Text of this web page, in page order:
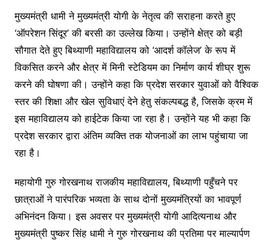
मुख्यमंत्री धामी ने मुख्यमंत्री योगी के नेतृत्व की सराहना करते हुए
‘ऑपरेशन सिंदूर’ की बरसी का उल्लेख किया। उन्होंने क्षेत्र को बड़ी
सौगात देते हुए बिथ्याणी महाविद्यालय को ‘आदर्श कॉलेज’ के रूप में
विकसित करने और क्षेत्र में मिनी स्टेडियम का निर्माण कार्य शीघ्र शुरू
करने की घोषणा की। उन्होंने कहा कि प्रदेश सरकार युवाओं को वैश्विक
स्तर की शिक्षा और खेल सुविधाएं देने हेतु संकल्पबद्ध है, जिसके क्रम में
इस महाविद्यालय को हाईटेक किया जा रहा है। उन्होंने यह भी कहा कि
प्रदेश सरकार द्वारा अंतिम व्यक्ति तक योजनाओं का लाभ पहुंचाया जा
रहा है।
महायोगी गुरु गोरखनाथ राजकीय महाविद्यालय, बिथ्याणी पहुँचने पर
छात्राओं ने पारंपरिक भव्यता के साथ दोनों मुख्यमंत्रियों का भावपूर्ण
अभिनंदन किया। इस अवसर पर मुख्यमंत्री योगी आदित्यनाथ और
मुख्यमंत्री पुष्कर सिंह धामी ने गुरु गोरखनाथ की प्रतिमा पर माल्यार्पण